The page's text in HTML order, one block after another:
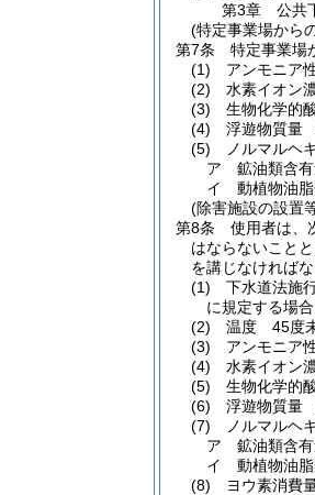
第3章
公共
(特定事業場から
第7条
特定事業場
(1)
アンモニア
(2)
水素イオン
(3)
生物化学的
(4)
浮遊物質量
(5)
ノルマルヘ
ア
鉱油類含
イ
動植物油
(除害施設の設置
第8条
使用者は、
はならないこと
を講じなければな
(1)
下水道法施
に規定する場
(2)
温度 45度
(3)
アンモニア
(4)
水素イオン
(5)
生物化学的
(6)
浮遊物質量
(7)
ノルマルヘ
ア
鉱油類含
イ
動植物油
(8)
ヨウ素消費